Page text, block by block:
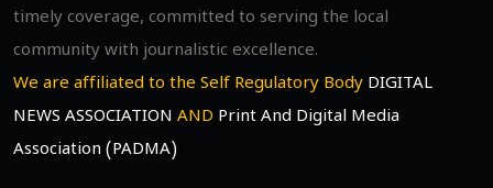
timely coverage, committed to serving the local
community with journalistic excellence.
We are affiliated to the Self Regulatory Body DIGITAL
NEWS ASSOCIATION AND Print And Digital Media
Association (PADMA)